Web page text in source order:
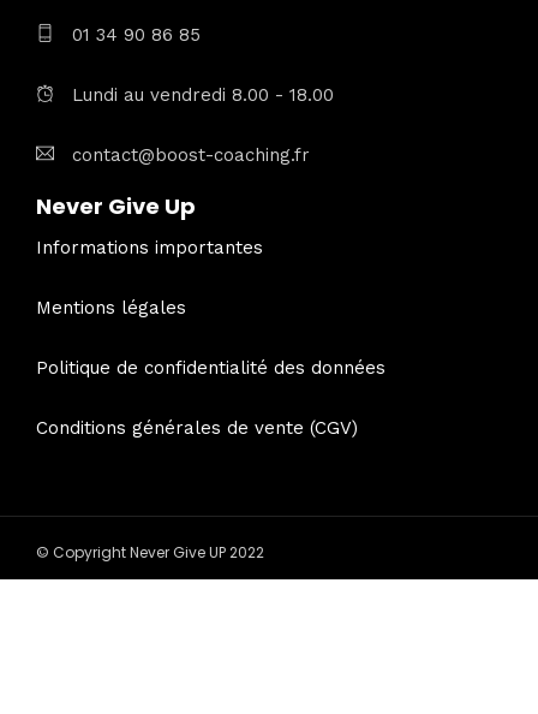
01 34 90 86 85
Lundi au vendredi 8.00 - 18.00
contact@boost-coaching.fr
Never Give Up
Informations importantes
Mentions légales
Politique de confidentialité des données
Conditions générales de vente (CGV)
© Copyright Never Give UP 2022